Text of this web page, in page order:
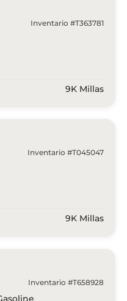
Inventario #T363781
9K Millas
Inventario #T045047
9K Millas
Inventario #T658928